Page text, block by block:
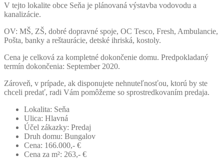
V tejto lokalite obce Seňa je plánovaná výstavba vodovodu a
kanalizácie.
OV: MŠ, ZŠ, dobré dopravné spoje, OC Tesco, Fresh, Ambulancie,
Pošta, banky a reštaurácie, detské ihriská, kostoly.
Cena je celková za kompletné dokončenie domu. Predpokladaný
termín dokončenia: September 2020.
Zároveň, v prípade, ak disponujete nehnuteľnosťou, ktorú by ste
chceli predať, radi Vám pomôžeme so sprostredkovaním predaja.
Lokalita: Seňa
Ulica: Hlavná
Účel zákazky: Predaj
Druh domu: Bungalov
Cena: 166.000,- €
Cena za m²: 263,- €